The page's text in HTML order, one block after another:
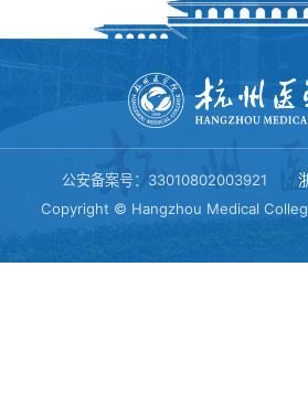
现任领导
机构设置
学校标识
继续教育
科研成果
科研动态
学术期刊
招生就业
本专科生招生
研究生招生
人才招聘
公安备案号：33010802003921
Copyright © Hangzhou Medical